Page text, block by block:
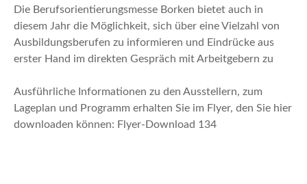
Die Berufsorientierungsmesse Borken bietet auch in
diesem Jahr die Möglichkeit, sich über eine Vielzahl von
Ausbildungsberufen zu informieren und Eindrücke aus
erster Hand im direkten Gespräch mit Arbeitgebern zu
Ausführliche Informationen zu den Ausstellern, zum
Lageplan und Programm erhalten Sie im Flyer, den Sie hier
downloaden können: Flyer-Download 134